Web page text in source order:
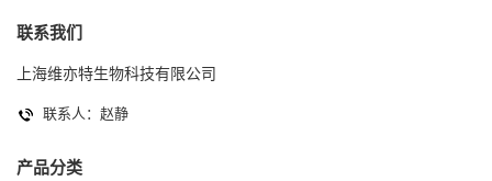
联系我们
上海维亦特生物科技有限公司
联系人：赵静
产品分类